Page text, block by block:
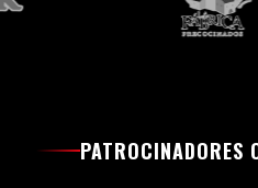
PATROCINADORES